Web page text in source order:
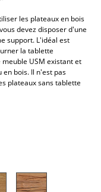
les plateaux en bois
devez disposer d'une
support. L'idéal est
la tablette
USM existant et
bois. Il n'est pas
plateaux sans tablette